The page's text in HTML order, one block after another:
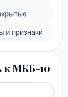
и признаки
к МКБ-10